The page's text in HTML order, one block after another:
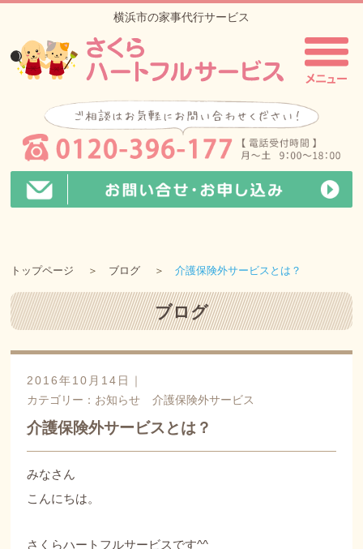
横浜市の家事代行サービス
トップページ ブログ 介護保険外サービスとは？
ブログ
2016年10月14日｜
カテゴリー： お知らせ 介護保険外サービス
介護保険外サービスとは？
みなさん
こんにちは。
さくらハートフルサービスです^^